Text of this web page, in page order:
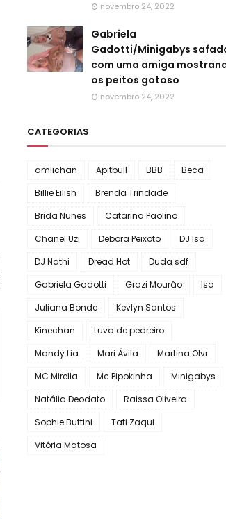
novembro 24, 2022
Gabriela
Gadotti/Minigabys
com uma amiga
os peitos gotoso
novembro 24, 2022
CATEGORIAS
amiichan Apitbull BBB
Beca
Billie Eilish
Brenda Trindade
Brida Nunes
Catarina Paolino
Chanel Uzi
Debora Peixoto
DJ Isa
DJ Nathi
Dread Hot
Duda sdf
Gabriela Gadotti
Grazi Mourão
Isa
Juliana Bonde
Kevlyn Santos
Kinechan
Luva de pedreiro
Mandy Lia
Mari Ávila
Martina Olvr
MC Mirella
Mc Pipokinha
Minigabys
Natália Deodato
Raissa Oliveira
Sophie Buttini
Tati Zaqui
Vitória Matosa